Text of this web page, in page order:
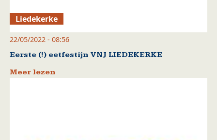
Liedekerke
22/05/2022 - 08:56
Eerste (!) eetfestijn VNJ LIEDEKERKE
Meer lezen